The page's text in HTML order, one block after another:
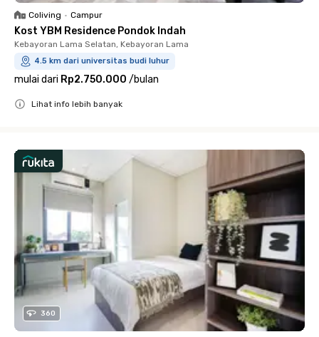
Coliving • Campur
Kost YBM Residence Pondok Indah
Kebayoran Lama Selatan, Kebayoran Lama
4.5 km dari universitas budi luhur
mulai dari Rp2.750.000 /bulan
Lihat info lebih banyak
360